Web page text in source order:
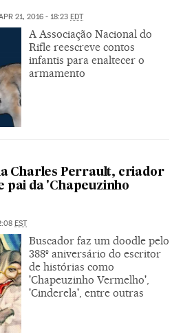
21, 2016 - 18:23 EDT
A Associação Nacional do
Rifle reescreve contos
infantis para enaltecer o
armamento
Charles Perrault, criador
pai da 'Chapeuzinho
EST
Buscador faz um doodle pelo
388º aniversário do escritor
de histórias como
'Chapeuzinho Vermelho',
'Cinderela', entre outras